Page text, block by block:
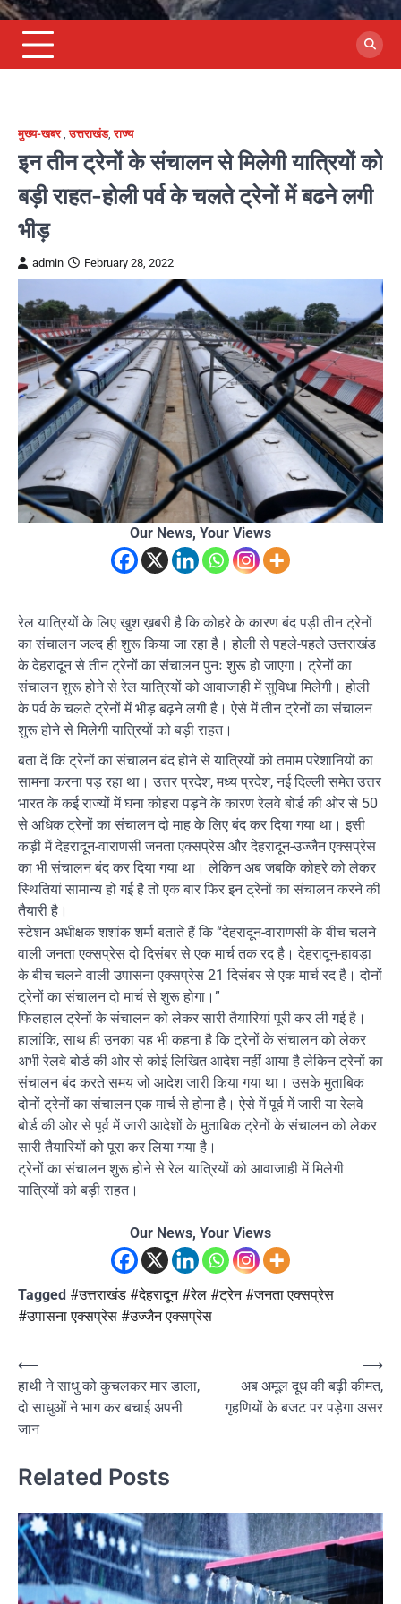
मुख्य-खबर,उत्तराखंड,राज्य
इन तीन ट्रेनों के संचालन से मिलेगी यात्रियों को
बड़ी राहत-होली पर्व के चलते ट्रेनों में बढने लगी
भीड़
admin February 28, 2022
Our News, Your Views
रेल यात्रियों के लिए खुश ख़बरी है कि कोहरे के कारण बंद पड़ी तीन ट्रेनों
का संचालन जल्द ही शुरू किया जा रहा है। होली से पहले-पहले उत्तराखंड
के देहरादून से तीन ट्रेनों का संचालन पुनः शुरू हो जाएगा। ट्रेनों का
संचालन शुरू होने से रेल यात्रियों को आवाजाही में सुविधा मिलेगी। होली
के पर्व के चलते ट्रेनों में भीड़ बढ़ने लगी है। ऐसे में तीन ट्रेनों का संचालन
शुरू होने से मिलेगी यात्रियों को बड़ी राहत।
बता दें कि ट्रेनों का संचालन बंद होने से यात्रियों को तमाम परेशानियों का
सामना करना पड़ रहा था। उत्तर प्रदेश, मध्य प्रदेश, नई दिल्ली समेत उत्तर
भारत के कई राज्यों में घना कोहरा पड़ने के कारण रेलवे बोर्ड की ओर से 50
से अधिक ट्रेनों का संचालन दो माह के लिए बंद कर दिया गया था। इसी
कड़ी में देहरादून-वाराणसी जनता एक्सप्रेस और देहरादून-उज्जैन एक्सप्रेस
का भी संचालन बंद कर दिया गया था। लेकिन अब जबकि कोहरे को लेकर
स्थितियां सामान्य हो गई है तो एक बार फिर इन ट्रेनों का संचालन करने की
तैयारी है।
स्टेशन अधीक्षक शशांक शर्मा बताते हैं कि “देहरादून-वाराणसी के बीच चलने
वाली जनता एक्सप्रेस दो दिसंबर से एक मार्च तक रद है। देहरादून-हावड़ा
के बीच चलने वाली उपासना एक्सप्रेस 21 दिसंबर से एक मार्च रद है। दोनों
ट्रेनों का संचालन दो मार्च से शुरू होगा।”
फिलहाल ट्रेनों के संचालन को लेकर सारी तैयारियां पूरी कर ली गई है।
हालांकि, साथ ही उनका यह भी कहना है कि ट्रेनों के संचालन को लेकर
अभी रेलवे बोर्ड की ओर से कोई लिखित आदेश नहीं आया है लेकिन ट्रेनों का
संचालन बंद करते समय जो आदेश जारी किया गया था। उसके मुताबिक
दोनों ट्रेनों का संचालन एक मार्च से होना है। ऐसे में पूर्व में जारी या रेलवे
बोर्ड की ओर से पूर्व में जारी आदेशों के मुताबिक ट्रेनों के संचालन को लेकर
सारी तैयारियों को पूरा कर लिया गया है।
ट्रेनों का संचालन शुरू होने से रेल यात्रियों को आवाजाही में मिलेगी
यात्रियों को बड़ी राहत।
Our News, Your Views
Tagged #उत्तराखंड #देहरादून #रेल #ट्रेन #जनता एक्सप्रेस
#उपासना एक्सप्रेस #उज्जैन एक्सप्रेस
Post
navigation
⟵
हाथी ने साधु को कुचलकर मार डाला,
दो साधुओं ने भाग कर बचाई अपनी
जान
अब अमूल दूध की बढ़ी कीमत,
गृहणियों के बजट पर पड़ेगा असर
⟶
Related Posts